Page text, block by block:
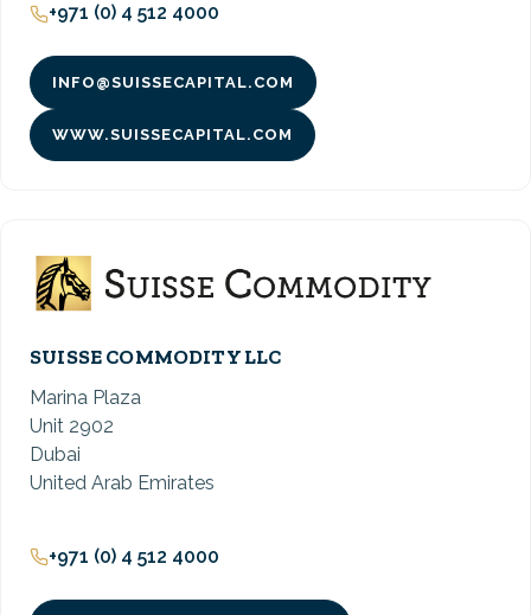
+971 (0) 4 512 4000
INFO@SUISSECAPITAL.COM
WWW.SUISSECAPITAL.COM
SUISSE COMMODITY LLC
Marina Plaza
Unit 2902
Dubai
United Arab Emirates
+971 (0) 4 512 4000